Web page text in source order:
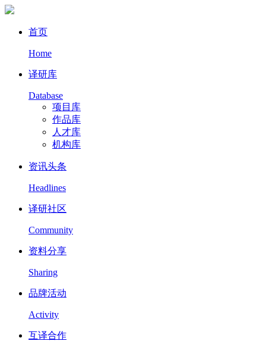
首页
Home
译研库
Database
项目库
作品库
人才库
机构库
资讯头条
Headlines
译研社区
Community
资料分享
Sharing
品牌活动
Activity
互译合作